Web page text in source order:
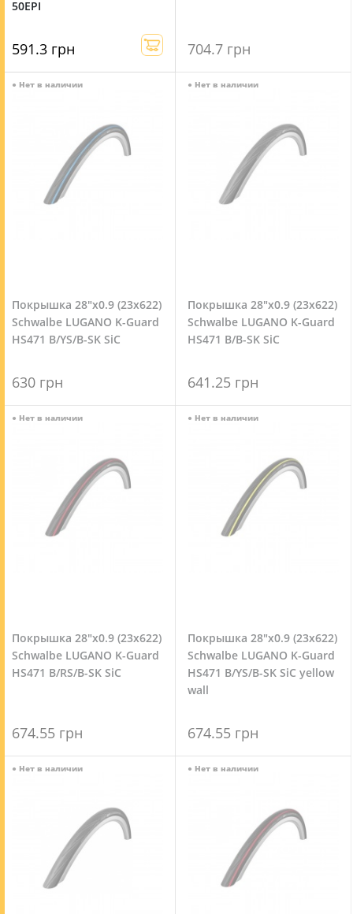
50EPI
591.3 грн 704.7 грн
● Нет в наличии
Покрышка 28"x0.9 (23x622)
Schwalbe LUGANO K-Guard
HS471 B/YS/B-SK SiC
630 грн
● Нет в наличии
Покрышка 28"x0.9 (23x622)
Schwalbe LUGANO K-Guard
HS471 B/B-SK SiC
641.25 грн
● Нет в наличии
Покрышка 28"x0.9 (23x622)
Schwalbe LUGANO K-Guard
HS471 B/RS/B-SK SiC
674.55 грн
● Нет в наличии
Покрышка 28"x0.9 (23x622)
Schwalbe LUGANO K-Guard
HS471 B/YS/B-SK SiC yellow
wall
674.55 грн
● Нет в наличии ● Нет в наличии